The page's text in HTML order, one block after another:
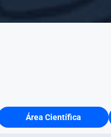
Área Científica